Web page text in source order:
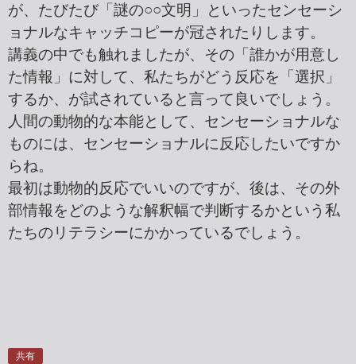
が、たびたび「謎の○○文明」といったセンセーシ
ョナルなキャッチコピーが冠されたりします。
講義の中でも触れましたが、その「誰かが用意し
た情報」に対して、私たちがどう反応を「選択」
するか、が試されていると言って良いでしょう。
人間の動物的な本能として、センセーショナルな
ものには、センセーショナルに反応したいですか
らね。
最初は動物的反応でいいのですが、後は、その外
部情報をどのような解釈幅で判断するかという私
たちのリテラシーにかかっているでしょう。
共有